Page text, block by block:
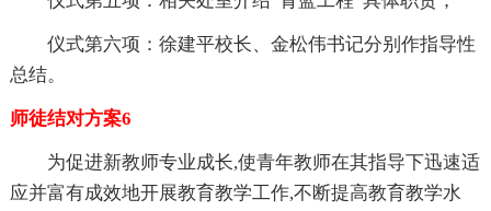
仪式第六项：徐建平校长、金松伟书记分别作指导性
总结。
师徒结对方案6
为促进新教师专业成长,使青年教师在其指导下迅速适
应并富有成效地开展教育教学工作,不断提高教育教学水